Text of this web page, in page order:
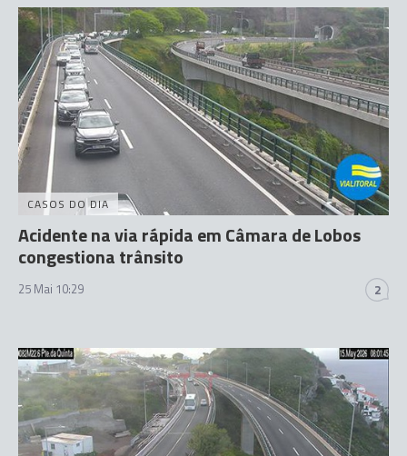
CASOS DO DIA
Acidente na via rápida em Câmara de Lobos
congestiona trânsito
25 Mai 10:29 2